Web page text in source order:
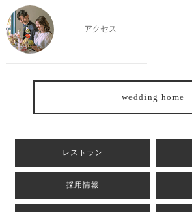
アクセス
wedding home
レストラン
採用情報